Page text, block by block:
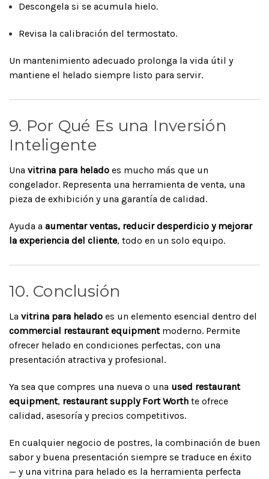
Descongela si se acumula hielo.
Revisa la calibración del termostato.
Un mantenimiento adecuado prolonga la vida útil y
mantiene el helado siempre listo para servir.
9. Por Qué Es una Inversión
Inteligente
Una vitrina para helado es mucho más que un
congelador. Representa una herramienta de venta, una
pieza de exhibición y una garantía de calidad.
Ayuda a aumentar ventas, reducir desperdicio y mejorar
la experiencia del cliente, todo en un solo equipo.
10. Conclusión
La vitrina para helado es un elemento esencial dentro del
commercial restaurant equipmentmoderno. Permite
ofrecer helado en condiciones perfectas, con una
presentación atractiva y profesional.
Ya sea que compres una nueva o una used restaurant
equipment, restaurant supply Fort Worth te ofrece
calidad, asesoría y precios competitivos.
En cualquier negocio de postres, la combinación de buen
sabor y buena presentación siempre se traduce en éxito
— y una vitrina para helado es la herramienta perfecta